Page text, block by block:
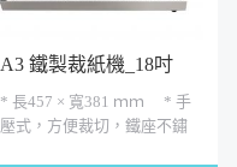
A3 鐵製裁紙機_18吋
X15吋
* 長457 × 寬381 ｍｍ * 手
壓式，方便裁切，鐵座不鏽